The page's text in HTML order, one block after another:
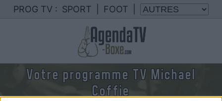
PROG TV : SPORT FOOT
Votre programme TV Michael
Coffie